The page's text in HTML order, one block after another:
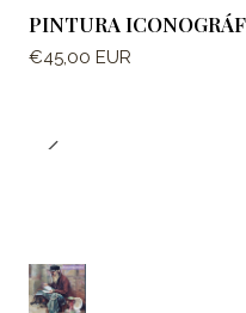
PINTURA
€45,00 EUR